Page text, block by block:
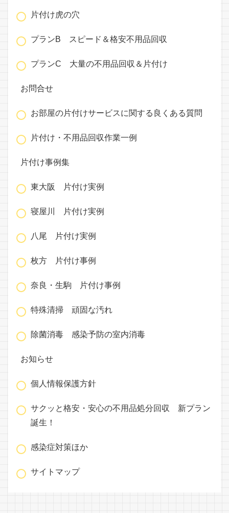
片付け虎の穴
プランB スピード＆格安不用品回収
プランC 大量の不用品回収＆片付け
お問合せ
お部屋の片付けサービスに関する良くある質問
片付け・不用品回収作業一例
片付け事例集
東大阪 片付け実例
寝屋川 片付け実例
八尾 片付け実例
枚方 片付け事例
奈良・生駒 片付け事例
特殊清掃 頑固な汚れ
除菌消毒 感染予防の室内消毒
お知らせ
個人情報保護方針
サクッと格安・安心の不用品処分回収 新プラン
誕生！
感染症対策ほか
サイトマップ